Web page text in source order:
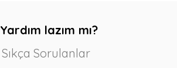
Yardım lazım mı?
Sıkça Sorulanlar